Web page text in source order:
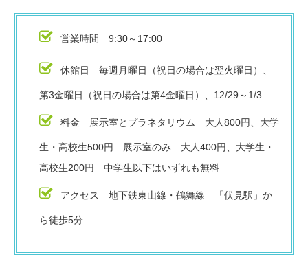
営業時間 9:30～17:00
休館日 毎週月曜日（祝日の場合は翌火曜日）、
第3金曜日（祝日の場合は第4金曜日）、12/29～1/3
料金 展示室とプラネタリウム 大人800円、大学
生・高校生500円 展示室のみ 大人400円、大学生・
高校生200円 中学生以下はいずれも無料
アクセス 地下鉄東山線・鶴舞線 「伏見駅」か
ら徒歩5分